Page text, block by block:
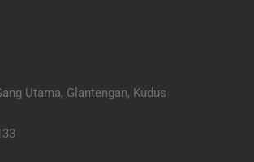
Utama, Glantengan, Kudus